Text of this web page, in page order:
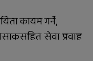
कायम गर्ने,
सेवा प्रवाह